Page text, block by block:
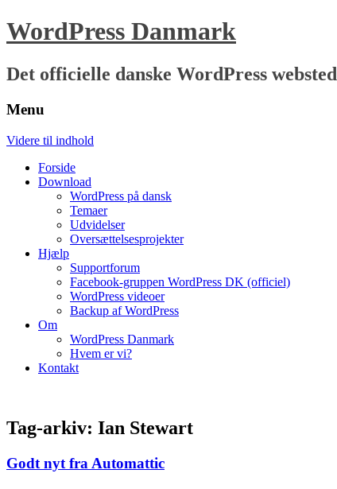
WordPress Danmark
Det officielle danske WordPress websted
Menu
Videre til indhold
Forside
Download
WordPress på dansk
Temaer
Udvidelser
Oversættelsesprojekter
Hjælp
Supportforum
Facebook-gruppen WordPress DK (officiel)
WordPress videoer
Backup af WordPress
Om
WordPress Danmark
Hvem er vi?
Kontakt
Tag-arkiv: Ian Stewart
Godt nyt fra Automattic